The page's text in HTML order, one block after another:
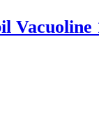
Vacuoline